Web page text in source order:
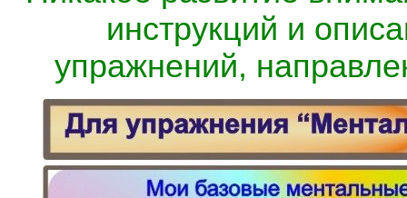
инструкций и
упражнений,